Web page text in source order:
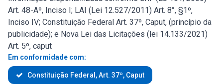
Art. 48-Aº, Inciso I; LAI (Lei 12.527/2011) Art. 8°, §1º,
Inciso IV; Constituição Federal Art. 37º, Caput, (princípio da
publicidade); e Nova Lei das Licitações (lei 14.133/2021)
Art. 5º, caput
Em conformidade com:
Constituição Federal, Art. 37º, Caput